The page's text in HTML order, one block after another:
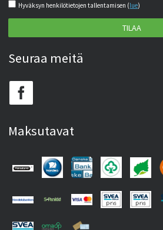
Hyväksyn henkilötietojen tallentamisen (lue)
TILAA
Seuraa meitä
Maksutavat